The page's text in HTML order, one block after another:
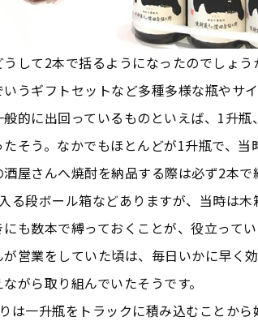
して2本で括るようになったのでしょう
いうギフトセットなど多種多様な瓶やサ
般的に出回っているものといえば、1升
たそう。なかでもほとんどが1升瓶で、
屋さんへ焼酎を納品する際は必ず2本で
る段ボール箱などありますが、当時は
も数本で縛っておくことが、役立って
営業をしていた頃は、毎日いかに早く
がら取り組んでいたそうです。
は一升瓶をトラックに積み込むことか